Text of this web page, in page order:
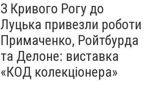
З Кривого Рогу до
Луцька привезли роботи
Примаченко, Ройтбурда
та Делоне: виставка
«КОД колекціонера»